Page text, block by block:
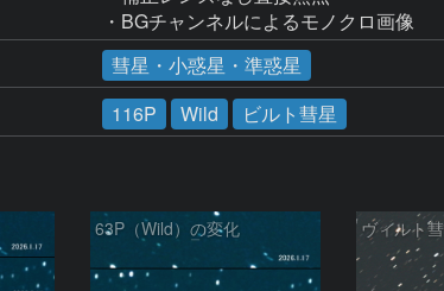
・BGチャンネルによるモノクロ画像
彗星・小惑星・準惑星
116P Wild ビルト彗星
63P（Wild）の変化